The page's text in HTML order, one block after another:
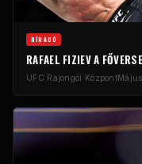
HÍRADÓ
RAFAEL FIZIEV A
UFC Rajongói Központ